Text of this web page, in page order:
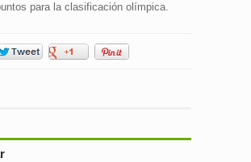
para la clasificación olímpica.